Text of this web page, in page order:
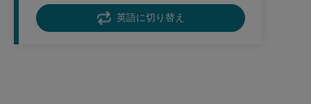
英語に切り替え